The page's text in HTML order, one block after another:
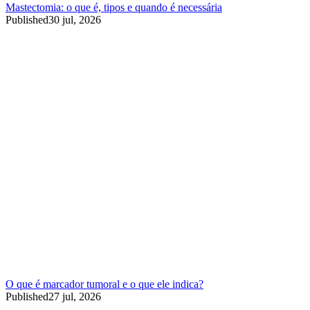
Mastectomia: o que é, tipos e quando é necessária
Published30 jul, 2026
O que é marcador tumoral e o que ele indica?
Published27 jul, 2026